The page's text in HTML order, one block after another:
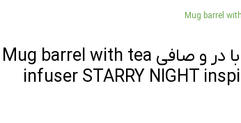
ماگ ونگوگ با در و صافی Mug barrel with tea
infuser STARRY NIGHT